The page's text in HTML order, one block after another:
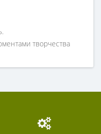
творчества